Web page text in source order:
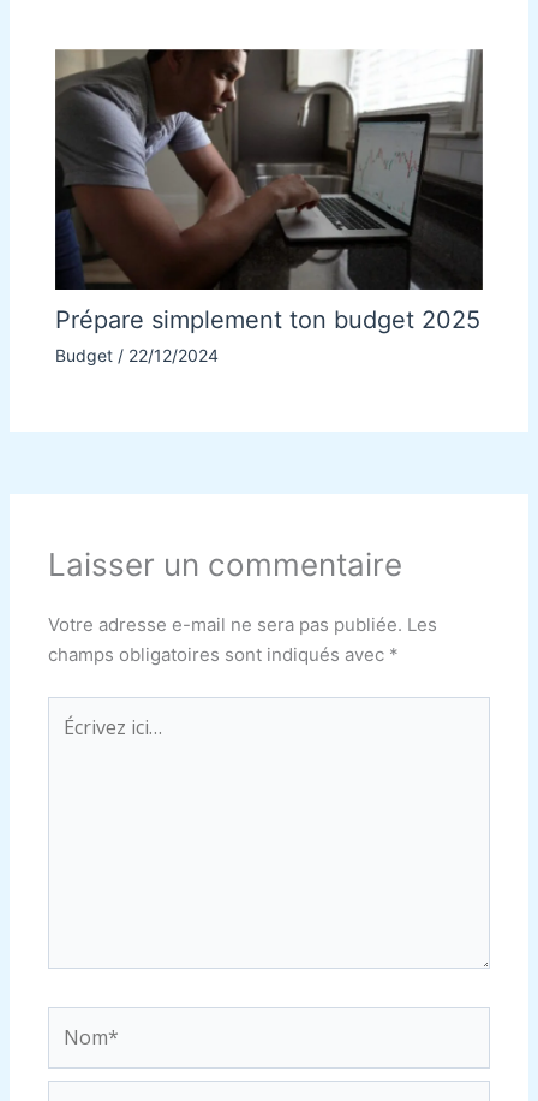
Prépare simplement ton budget 2025
Budget/ 22/12/2024
Laisser un commentaire
Votre adresse e-mail ne sera pas publiée. Les
champs obligatoires sont indiqués avec *
Écrivez
ici…